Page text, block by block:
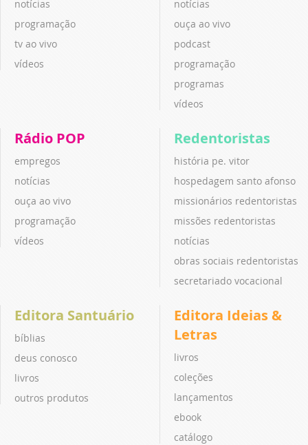
notícias
programação
tv ao vivo
vídeos
notícias
ouça ao vivo
podcast
programação
programas
vídeos
Rádio POP
empregos
notícias
ouça ao vivo
programação
vídeos
Redentoristas
história pe. vitor
hospedagem santo afonso
missionários redentoristas
missões redentoristas
notícias
obras sociais redentoristas
secretariado vocacional
Editora Santuário
bíblias
deus conosco
livros
outros produtos
Editora Ideias &
Letras
livros
coleções
lançamentos
ebook
catálogo